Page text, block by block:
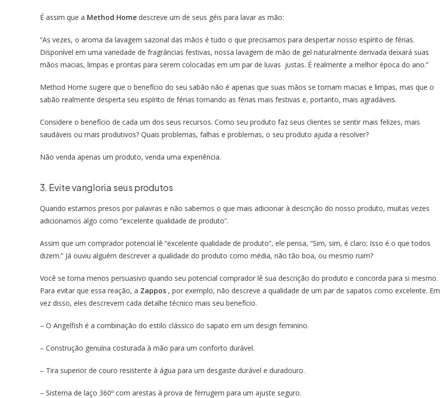
É assim que a Method Home descreve um de seus géis para lavar as mão:
“As vezes, o aroma da lavagem sazonal das mãos é tudo o que precisamos para despertar nosso espírito de férias.
Disponível em uma variedade de fragrâncias festivas, nossa lavagem de mão de gel naturalmente derivada deixará suas
mãos macias, limpas e prontas para serem colocadas em um par de luvas justas. É realmente a melhor época do ano.”
Method Home sugere que o benefício do seu sabão não é apenas que suas mãos se tornam macias e limpas, mas que o
sabão realmente desperta seu espírito de férias tornando as férias mais festivas e, portanto, mais agradáveis.
Considere o benefício de cada um dos seus recursos. Como seu produto faz seus clientes se sentir mais felizes, mais
saudáveis ou mais produtivos? Quais problemas, falhas e problemas, o seu produto ajuda a resolver?
Não venda apenas um produto, venda uma experiência.
3. Evite vangloria seus produtos
Quando estamos presos por palavras e não sabemos o que mais adicionar à descrição do nosso produto, muitas vezes
adicionamos algo como “excelente qualidade de produto”.
Assim que um comprador potencial lê “excelente qualidade de produto”, ele pensa, “Sim, sim, é claro; Isso é o que todos
dizem.” Já ouviu alguém descrever a qualidade do produto como média, não tão boa, ou mesmo ruim?
Você se torna menos persuasivo quando seu potencial comprador lê sua descrição do produto e concorda para si mesmo.
Para evitar que essa reação, a Zappos , por exemplo, não descreve a qualidade de um par de sapatos como excelente. Em
vez disso, eles descrevem cada detalhe técnico mais seu benefício.
– O Angelfish é a combinação do estilo clássico do sapato em um design feminino.
– Construção genuína costurada à mão para um conforto durável.
– Tira superior de couro resistente à água para um desgaste durável e duradouro.
– Sistema de laço 360º com arestas à prova de ferrugem para um ajuste seguro.